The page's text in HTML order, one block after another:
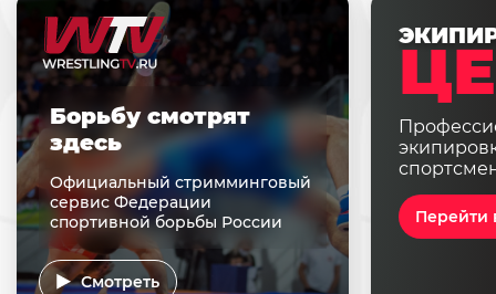
Перейти
Борьбу смотрят
здесь
Официальный стримминговый
сервис Федерации
спортивной борьбы России
Смотреть